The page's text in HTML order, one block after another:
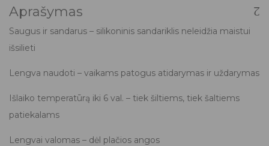
Aprašymas
Saugus ir sandarus – silikoninis sandariklis neleidžia maistui
išsilieti
Lengva naudoti – vaikams patogus atidarymas ir uždarymas
Išlaiko temperatūrą iki 6 val. – tiek šiltiems, tiek šaltiems
patiekalams
Lengvai valomas – dėl plačios angos